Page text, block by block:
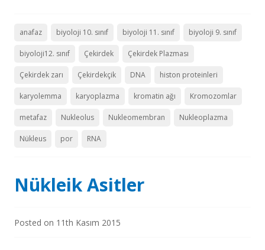
anafaz biyoloji 10. sınıf biyoloji 11. sınıf biyoloji 9. sınıf
biyoloji12. sınıf Çekirdek Çekirdek Plazması
Çekirdek zarı Çekirdekçik DNA histon proteinleri
karyolemma karyoplazma kromatin ağı Kromozomlar
metafaz Nukleolus Nukleomembran Nukleoplazma
Nükleus por RNA
Nükleik Asitler
Posted on 11th Kasım 2015